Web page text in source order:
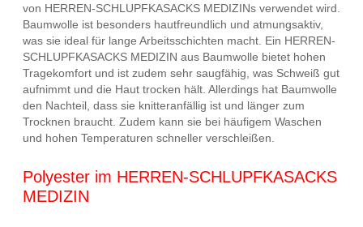
von HERREN-SCHLUPFKASACKS MEDIZINs verwendet wird.
Baumwolle ist besonders hautfreundlich und atmungsaktiv,
was sie ideal für lange Arbeitsschichten macht. Ein HERREN-
SCHLUPFKASACKS MEDIZIN aus Baumwolle bietet hohen
Tragekomfort und ist zudem sehr saugfähig, was Schweiß gut
aufnimmt und die Haut trocken hält. Allerdings hat Baumwolle
den Nachteil, dass sie knitteranfällig ist und länger zum
Trocknen braucht. Zudem kann sie bei häufigem Waschen
und hohen Temperaturen schneller verschleißen.
Polyester im HERREN-SCHLUPFKASACKS
MEDIZIN